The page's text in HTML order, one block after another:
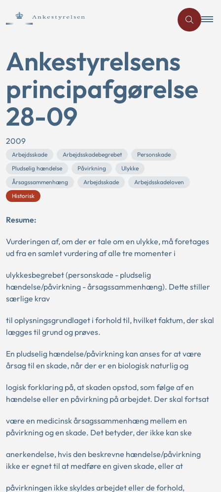
Ankestyrelsens
principafgørelse
28-09
2009
Arbejdsskade Arbejdsskadebegrebet
Personskade
Pludselig hændelse
Påvirkning
Ulykke
Årsagssammenhæng
Arbejdsskade
Arbejdsskadeloven
Historisk
Resume:
Vurderingen af, om der er tale om en ulykke, må foretages
ud fra en samlet vurdering af alle tre momenter i
ulykkesbegrebet (personskade - pludselig
hændelse/påvirkning - årsagssammenhæng). Dette stiller
særlige krav
til oplysningsgrundlaget i forhold til, hvilket faktum, der skal
lægges til grund og prøves.
En pludselig hændelse/påvirkning kan anses for at være
årsag til en skade, når der er en biologisk naturlig og
logisk forklaring på, at skaden opstod, som følge af en
hændelse eller en påvirkning på arbejdet. Der skal fortsat
være en medicinsk årsagssammenhæng mellem en
påvirkning og en skade. Det betyder, der ikke kan ske
anerkendelse, hvis den beskrevne hændelse/påvirkning
ikke er egnet til at medføre en given skade, eller at
påvirkningen ikke skyldes arbejdet eller de forhold,